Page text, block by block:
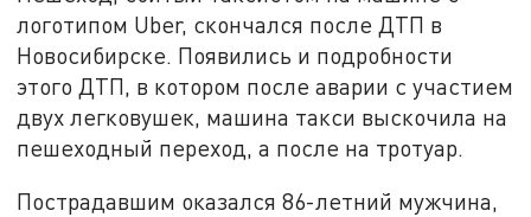
логотипом Uber, скончался после ДТП в
Новосибирске. Появились и подробности
этого ДТП, в котором после аварии с участием
двух легковушек, машина такси выскочила на
пешеходный переход, а после на тротуар.
Пострадавшим оказался 86-летний мужчина,